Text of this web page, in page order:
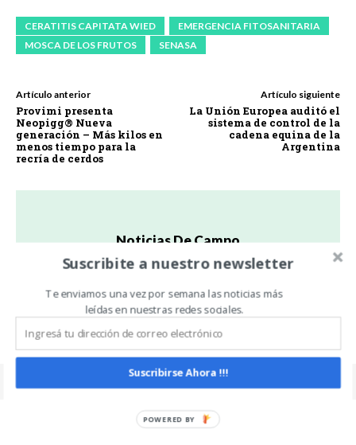
CERATITIS CAPITATA WIED
EMERGENCIA FITOSANITARIA
MOSCA DE LOS FRUTOS
SENASA
Artículo anterior
Provimi presenta
Neopigg® Nueva
generación – Más kilos en
menos tiempo para la
recría de cerdos
Artículo siguiente
La Unión Europea auditó el
sistema de control de la
cadena equina de la
Argentina
Noticias De Campo
https://www.noticiasdecampo.com/
Suscribite a nuestro newsletter
Te enviamos una vez por semana las noticias más
leídas en nuestras redes sociales.
Suscribirse Ahora !!!